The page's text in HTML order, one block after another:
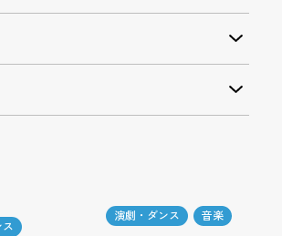
ス
演劇・ダンス 音楽